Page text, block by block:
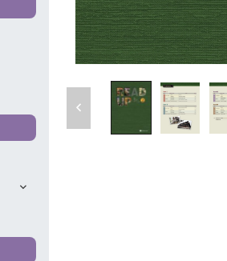
Pre-A1
A1 A1+